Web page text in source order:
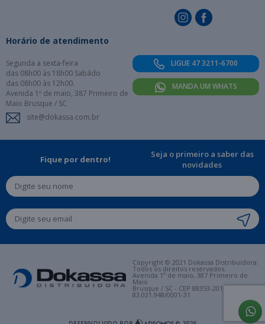
Horário de atendimento
Segunda a sexta-feira
das 08h00 às 18h00 Sabádo
das 08h00 às 12h00.
Avenida 1º de maio, 387 Primeiro de
Maio Brusque / SC
site@dokassa.com.br
LIGUE 47 3211-6700
MANDA UM WHATS
Fique por dentro!
Seja o primeiro a saber das
novidades
Copyright © 2021 Dokassa Distribuidora.
Todos os direitos reservados.
Avenida 1º de maio, 387 Primeiro de
Maio
Brusque / SC - CEP 88353-201. CNPJ:
83.031.948/0001-31